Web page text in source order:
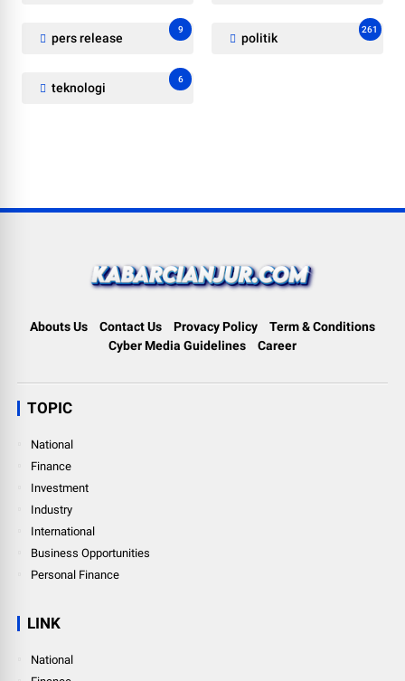
pers release
9
politik
261
teknologi
6
Abouts Us Contact Us Provacy Policy
Term & Conditions
Cyber Media Guidelines
Career
TOPIC
National
Finance
Investment
Industry
International
Business Opportunities
Personal Finance
LINK
National